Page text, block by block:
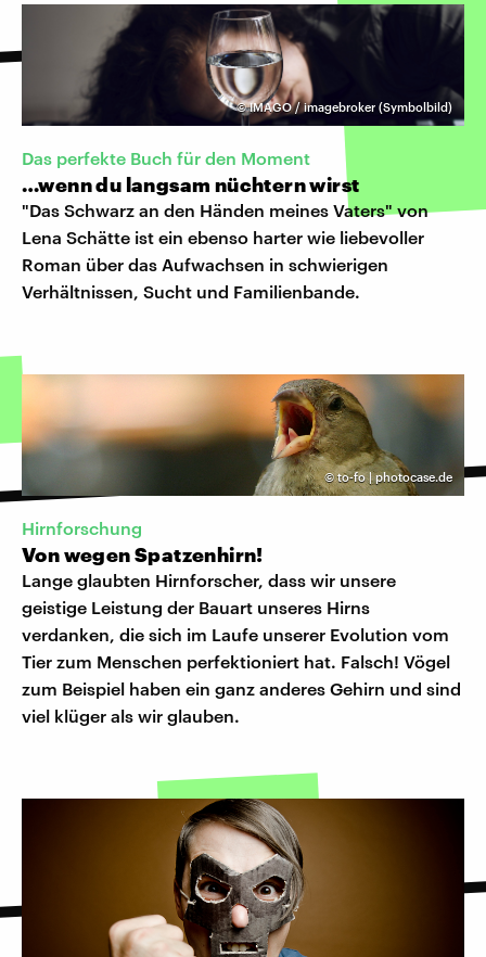
©IMAGO / imagebroker (Symbolbild)
Das perfekte Buch für den Moment
…wenn du langsam nüchtern wirst
"Das Schwarz an den Händen meines Vaters" von
Lena Schätte ist ein ebenso harter wie liebevoller
Roman über das Aufwachsen in schwierigen
Verhältnissen, Sucht und Familienbande.
©to-fo | photocase.de
Hirnforschung
Von wegen Spatzenhirn!
Lange glaubten Hirnforscher, dass wir unsere
geistige Leistung der Bauart unseres Hirns
verdanken, die sich im Laufe unserer Evolution vom
Tier zum Menschen perfektioniert hat. Falsch! Vögel
zum Beispiel haben ein ganz anderes Gehirn und sind
viel klüger als wir glauben.